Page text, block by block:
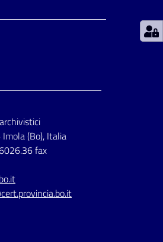
(Bo), Italia
fax